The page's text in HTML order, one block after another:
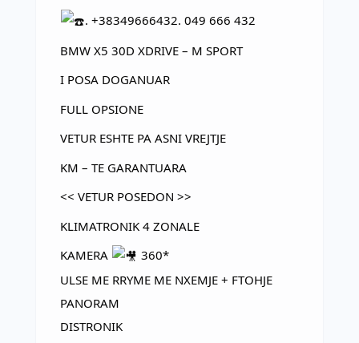
. +38349666432. 049 666 432
BMW X5 30D XDRIVE – M SPORT
I POSA DOGANUAR
FULL OPSIONE
VETUR ESHTE PA ASNI VREJTJE
KM – TE GARANTUARA
<< VETUR POSEDON >>
KLIMATRONIK 4 ZONALE
KAMERA
360*
ULSE ME RRYME ME NXEMJE + FTOHJE
PANORAM
DISTRONIK